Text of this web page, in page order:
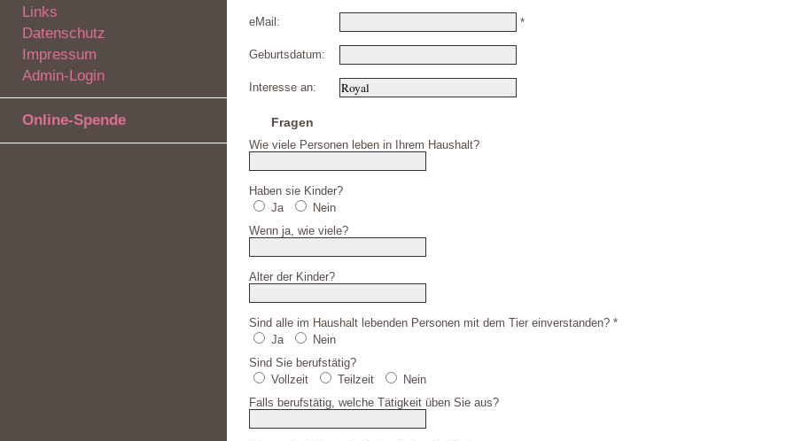
Links
Datenschutz
Impressum
Admin-Login
Online-Spende
eMail: *
Geburtsdatum:
Interesse an:
Fragen
Wie viele Personen leben in Ihrem Haushalt?
Haben sie Kinder?
Ja
Nein
Wenn ja, wie viele?
Alter der Kinder?
Sind alle im Haushalt lebenden Personen mit dem Tier einverstanden? *
Ja
Nein
Sind Sie berufstätig?
Vollzeit
Teilzeit
Nein
Falls berufstätig, welche Tätigkeit üben Sie aus?